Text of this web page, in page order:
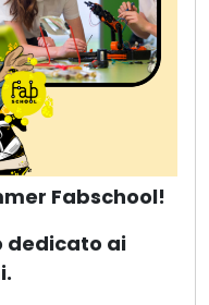
Fabschool!
dedicato ai